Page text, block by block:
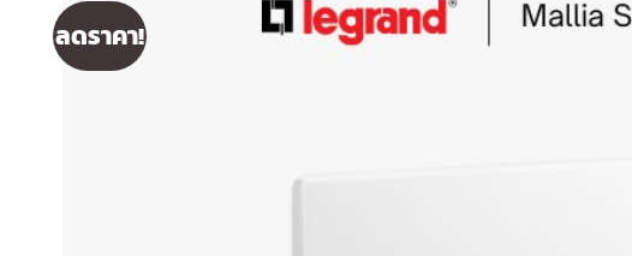
ลดราคา!